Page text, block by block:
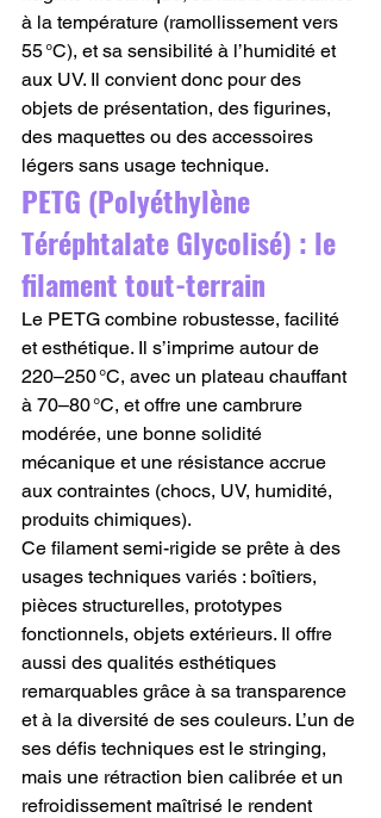
à la température (ramollissement vers
55 °C), et sa sensibilité à l’humidité et
aux UV. Il convient donc pour des
objets de présentation, des figurines,
des maquettes ou des accessoires
légers sans usage technique.
PETG (Polyéthylène
Téréphtalate Glycolisé) : le
filament tout-terrain
Le PETG combine robustesse, facilité
et esthétique. Il s’imprime autour de
220–250 °C, avec un plateau chauffant
à 70–80 °C, et offre une cambrure
modérée, une bonne solidité
mécanique et une résistance accrue
aux contraintes (chocs, UV, humidité,
produits chimiques).
Ce filament semi-rigide se prête à des
usages techniques variés : boîtiers,
pièces structurelles, prototypes
fonctionnels, objets extérieurs. Il offre
aussi des qualités esthétiques
remarquables grâce à sa transparence
et à la diversité de ses couleurs. L’un de
ses défis techniques est le stringing,
mais une rétraction bien calibrée et un
refroidissement maîtrisé le rendent